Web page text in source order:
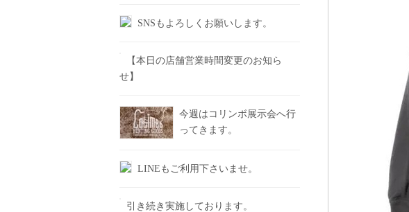
SNSもよろしくお願いします。
【本日の店舗営業時間変更のお知ら
せ】
今週はコリンボ展示会へ行
ってきます。
LINEもご利用下さいませ。
引き続き実施しております。